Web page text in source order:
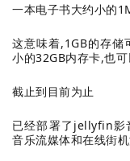
一本电子书大约小的
这意味着,1GB的存储
小的32GB内存卡,也
截止到目前为止
已经部署了jellyfin影
音乐流媒体和在线街